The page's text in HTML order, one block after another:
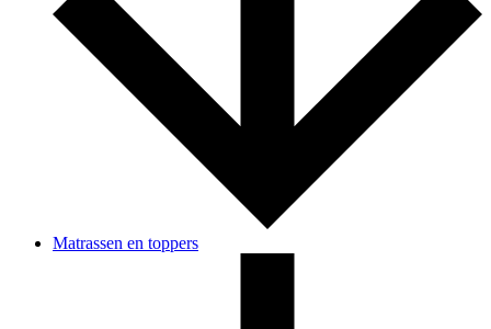
Matrassen en toppers